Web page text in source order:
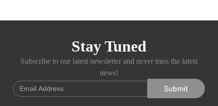
Stay Tuned
Subscribe to our latest newsletter and never miss the latest
news!
Submit